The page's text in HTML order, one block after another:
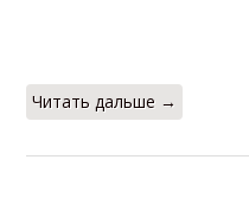
Читать дальше →